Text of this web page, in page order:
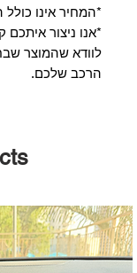
*המחיר אינו
*אנו ניצור
לוודא שהמוצר
הרכב שלכם.